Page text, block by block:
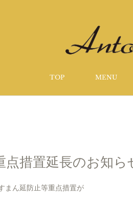
TOP MENU
点措置延長のお知ら
まん延防止等重点措置が